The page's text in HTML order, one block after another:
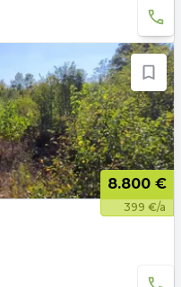
8.800 €
399 €/a